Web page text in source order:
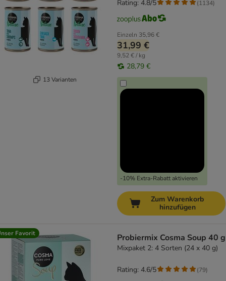
13 Varianten
Einzeln 35,96 €
31,99 €
9,52 € / kg
28,79 €
-10% Extra-Rabatt aktivieren
Rating: 4.8/5 (1134)
Zum Warenkorb
hinzufügen
Favorit Probiermix Cosma Soup 40 g
Mixpaket 2: 4 Sorten (24 x 40 g)
Rating: 4.6/5 (79)